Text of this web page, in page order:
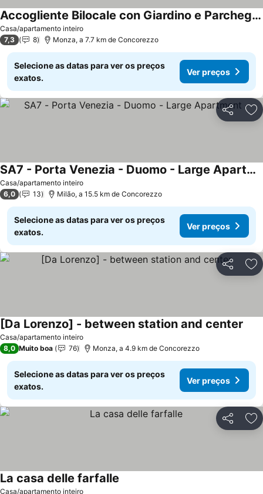
Casa/apartamento inteiro
Accogliente Bilocale con Giardino e Parcheggio
7,3 8 Monza, a 7.7 km de Concorezzo
Selecione as datas para ver os preços
exatos.
Ver preços
Partilhar
Casa/apartamento inteiro
SA7 - Porta Venezia - Duomo - Large Apartment -
6,0 13 Milão, a 15.5 km de Concorezzo
Selecione as datas para ver os preços
exatos.
Ver preços
Partilhar
Casa/apartamento inteiro
[Da Lorenzo] - between station and center
8,0 Muito boa 76 Monza, a 4.9 km de Concorezzo
Selecione as datas para ver os preços
exatos.
Ver preços
Partilhar
Casa/apartamento inteiro
La casa delle farfalle